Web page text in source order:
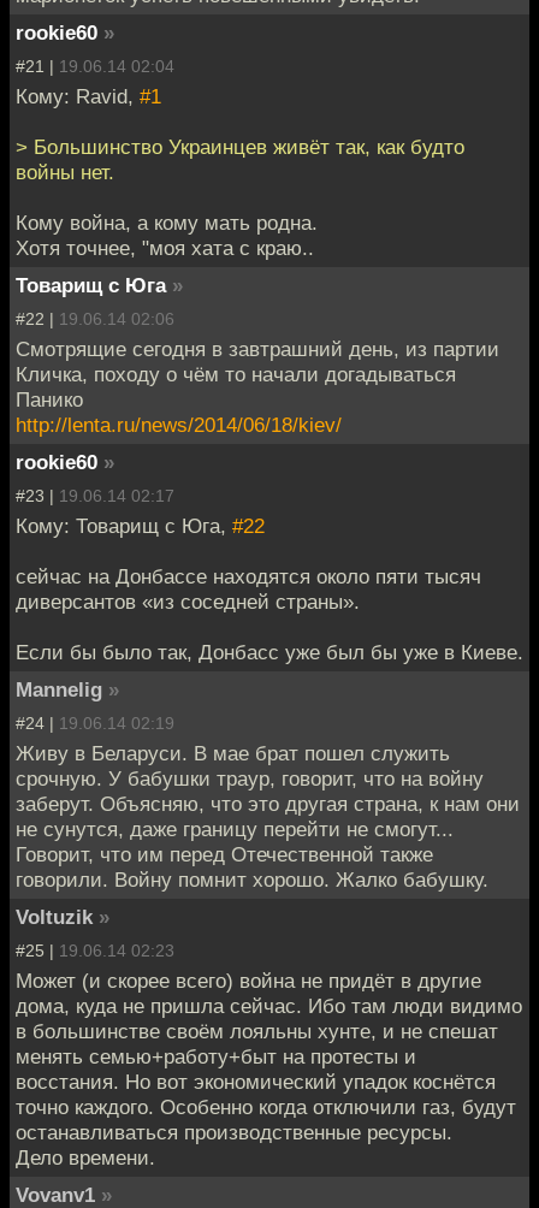
rookie60 »
#21 | 19.06.14 02:04
Кому: Ravid, #1
> Большинство Украинцев живёт так, как будто
войны нет.
Кому война, а кому мать родна.
Хотя точнее, "моя хата с краю..
Товарищ с Юга »
#22 | 19.06.14 02:06
Смотрящие сегодня в завтрашний день, из партии
Кличка, походу о чём то начали догадываться
Панико
http://lenta.ru/news/2014/06/18/kiev/
rookie60 »
#23 | 19.06.14 02:17
Кому: Товарищ с Юга, #22
сейчас на Донбассе находятся около пяти тысяч
диверсантов «из соседней страны».
Если бы было так, Донбасс уже был бы уже в Киеве.
Mannelig »
#24 | 19.06.14 02:19
Живу в Беларуси. В мае брат пошел служить
срочную. У бабушки траур, говорит, что на войну
заберут. Объясняю, что это другая страна, к нам они
не сунутся, даже границу перейти не смогут...
Говорит, что им перед Отечественной также
говорили. Войну помнит хорошо. Жалко бабушку.
Voltuzik »
#25 | 19.06.14 02:23
Может (и скорее всего) война не придёт в другие
дома, куда не пришла сейчас. Ибо там люди видимо
в большинстве своём лояльны хунте, и не спешат
менять семью+работу+быт на протесты и
восстания. Но вот экономический упадок коснётся
точно каждого. Особенно когда отключили газ, будут
останавливаться производственные ресурсы.
Дело времени.
Vovanv1 »